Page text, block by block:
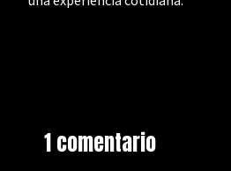
1 comentario